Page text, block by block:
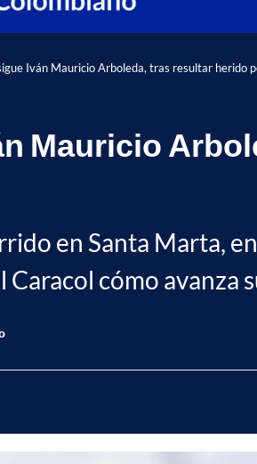
Iván Mauricio Arboleda, tras resultar herido
Mauricio
en Santa Marta,
cómo avanza